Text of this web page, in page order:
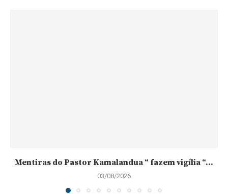
Mentiras do Pastor Kamalandua “ fazem vigília “...
03/08/2026